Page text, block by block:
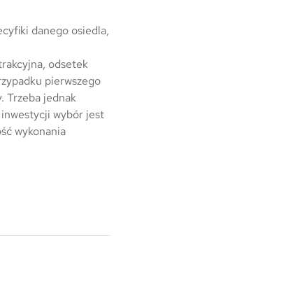
danego osiedla,
odsetek
pierwszego
Trzeba jednak
wybór jest
wykonania